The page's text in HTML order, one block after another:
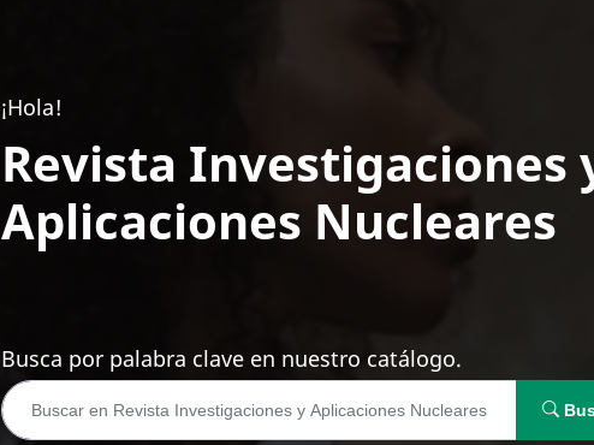
¡Hola!
Revista Investigaciones
Aplicaciones Nucleares
Busca por palabra clave en nuestro catálogo.